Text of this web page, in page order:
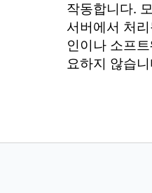
작동합니다.
서버에서 처
인이나 소프
요하지 않습